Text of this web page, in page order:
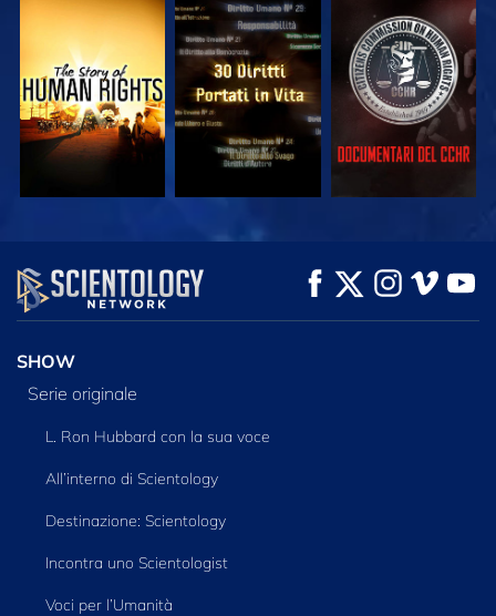
GUARDA GUARDA GUARDA
GUARDA
ESPLORA LE
SERIE
SHOW
Serie originale
L. Ron Hubbard con la sua voce
All’interno di Scientology
Destinazione: Scientology
Incontra uno Scientologist
Voci per l’Umanità